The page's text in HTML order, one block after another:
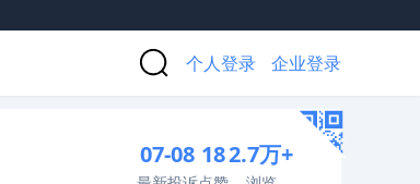
个人登录 企业登录
07-08 182.7万+